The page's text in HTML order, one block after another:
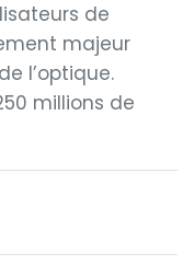
de
majeur
l’optique.
millions de